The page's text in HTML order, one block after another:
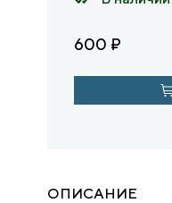
600 ₽
ОПИСАНИЕ